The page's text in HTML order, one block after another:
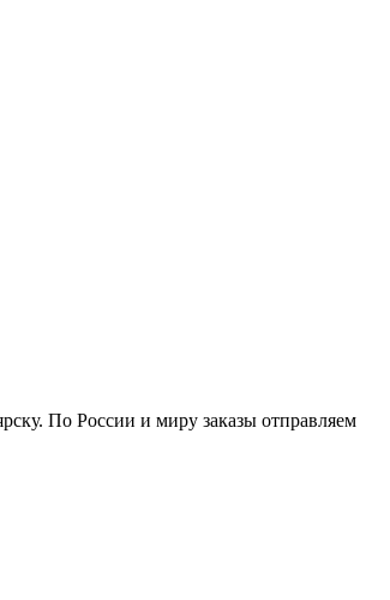
По России и миру заказы отправляем